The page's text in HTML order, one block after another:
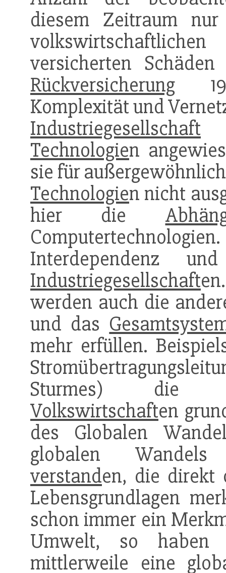
diesem Zeitraum
versicherten
Rückversicherung
Komplexität und
Industriegesellschaft
Technologien
sie für
Technologien nicht
hier die
Interdependenz
Industriegesellschaft
werden auch die
und das
mehr erfüllen.
Sturmes) die
Volkswirtschaften
des Globalen
globalen Wandels
verstanden, die direkt
Lebensgrundlagen
schon immer ein
Umwelt, so haben
mittlerweile eine